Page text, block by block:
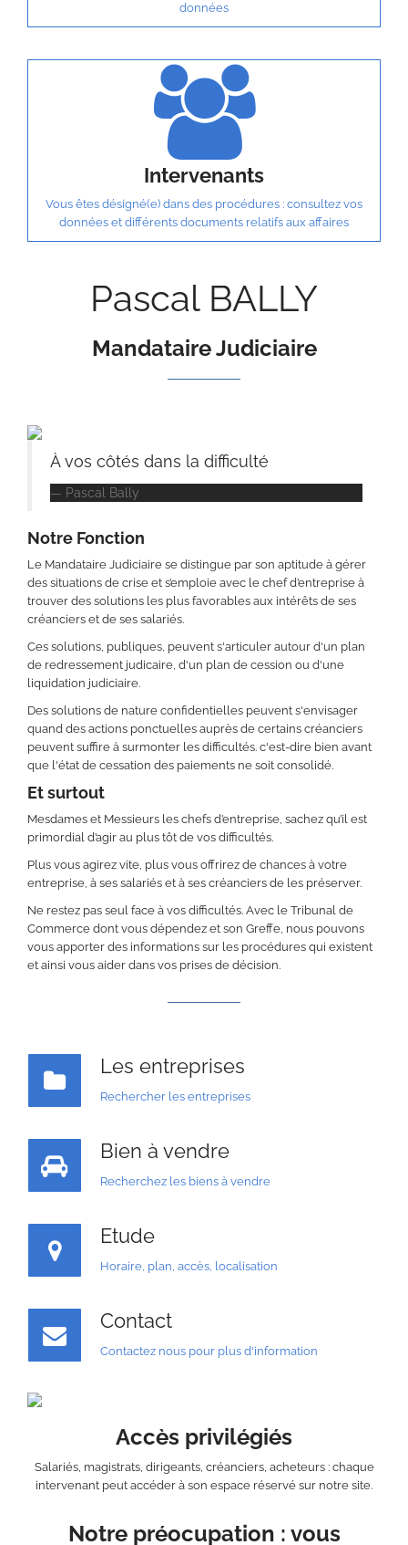
données
Intervenants
Vous êtes désigné(e) dans des procédures : consultez vos
données et différents documents relatifs aux affaires
Pascal BALLY
Mandataire Judiciaire
À vos côtés dans la difficulté
Pascal Bally
Notre Fonction
Le Mandataire Judiciaire se distingue par son aptitude à gérer
des situations de crise et s’emploie avec le chef d’entreprise à
trouver des solutions les plus favorables aux intérêts de ses
créanciers et de ses salariés.
Ces solutions, publiques, peuvent s'articuler autour d'un plan
de redressement judicaire, d'un plan de cession ou d'une
liquidation judiciaire.
Des solutions de nature confidentielles peuvent s'envisager
quand des actions ponctuelles auprès de certains créanciers
peuvent suffire à surmonter les difficultés. c'est-dire bien avant
que l'état de cessation des paiements ne soit consolidé.
Et surtout
Mesdames et Messieurs les chefs d’entreprise, sachez qu’il est
primordial d’agir au plus tôt de vos difficultés.
Plus vous agirez vite, plus vous offrirez de chances à votre
entreprise, à ses salariés et à ses créanciers de les préserver.
Ne restez pas seul face à vos difficultés. Avec le Tribunal de
Commerce dont vous dépendez et son Greffe, nous pouvons
vous apporter des informations sur les procédures qui existent
et ainsi vous aider dans vos prises de décision.
Les entreprises
Rechercher les entreprises
Bien à vendre
Recherchez les biens à vendre
Etude
Horaire, plan, accès, localisation
Contact
Contactez nous pour plus d'information
Accès privilégiés
Salariés, magistrats, dirigeants, créanciers, acheteurs : chaque
intervenant peut accéder à son espace réservé sur notre site.
Notre préocupation : vous